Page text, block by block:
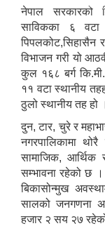
सरुवा सम्बन्धी सूचना।
नेपाल सरकारको
साविकका ६ वटा
पिपलकोट,सिहासैन
विभाजन गरी यो
कुल १६८ बर्ग
११ वटा स्थानीय
ठुलो स्थानीय तह हो ।
दुन, टार, चुरे र
नगरपालिकामा
सामाजिक, आर्थिक
सम्भावना रहेको छ
बिकासोन्मुख
सालको जनगणना
हजार २ सय २७